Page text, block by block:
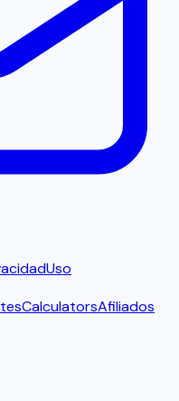
Uso
CalculatorsAfiliados